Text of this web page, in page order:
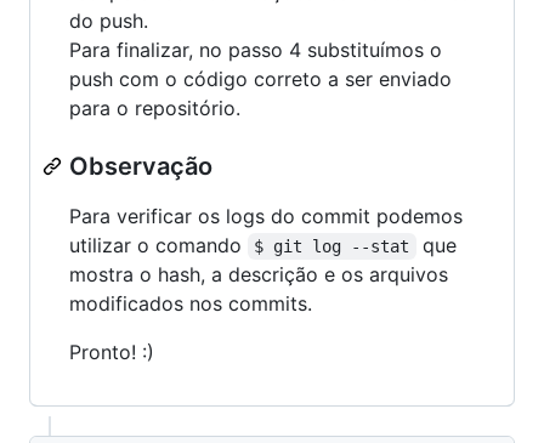
do push.
Para finalizar, no passo 4 substituímos o
push com o código correto a ser enviado
para o repositório.
Observação
Para verificar os logs do commit podemos
utilizar o comando
$ git log --stat
que
mostra o hash, a descrição e os arquivos
modificados nos commits.
Pronto! :)